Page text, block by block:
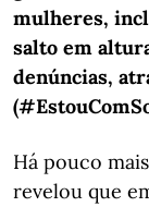
mulheres,
salto em
denúncias,
Há pouco
revelou que